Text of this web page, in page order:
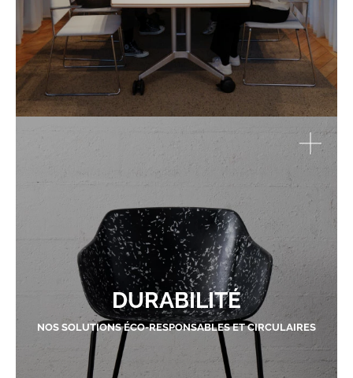
DURABILITÉ
NOS SOLUTIONS ÉCO-RESPONSABLES ET CIRCULAIRES